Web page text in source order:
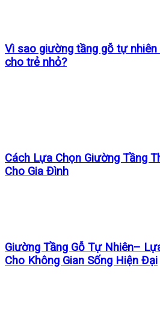
Vì sao giường tầng gỗ tự
cho trẻ nhỏ?
Cách Lựa Chọn Giường Tầng
Cho Gia Đình
Giường Tầng Gỗ Tự Nhiên–
Cho Không Gian Sống Hiện Đại